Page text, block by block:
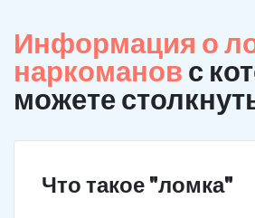
Информация о
наркоманов с
можете
Что такое "ломка"